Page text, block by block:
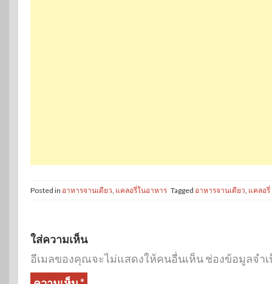
Posted in อาหารจานเดียว แคลอรี่ในอาหาร Tagged อาหารจานเดียว แคลอรี่
ใส่ความเห็น
อีเมลของคุณจะไม่แสดงให้คนอื่นเห็นช่องข้อมูลจำ